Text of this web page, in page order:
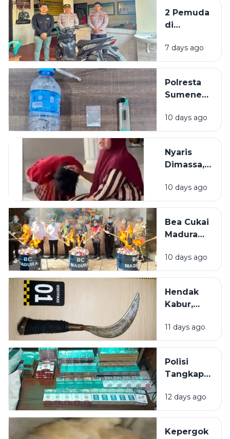
Bocor
Dibacok
2 Pemuda
di
Dibekuk
Polisi,
Curi Motor
7 days ago
Polresta
Sumenep
Warga
Mojokerto,
Simpan
Sabu di
10 days ago
Nyaris
Dimassa,
Rokok di
Bangkalan
Diselamatkan
Emak-Emak
10 days ago
Bea Cukai
Madura
21 Juta
Batang
Ilegal
dalam 6
10 days ago
Hendak
Kabur,
Pelaku
Penganiayaan
dibekuk di
Bus
11 days ago
Polisi
Tangkap
Toko
Pracangan
Giliyang
12 days ago
Kepergok